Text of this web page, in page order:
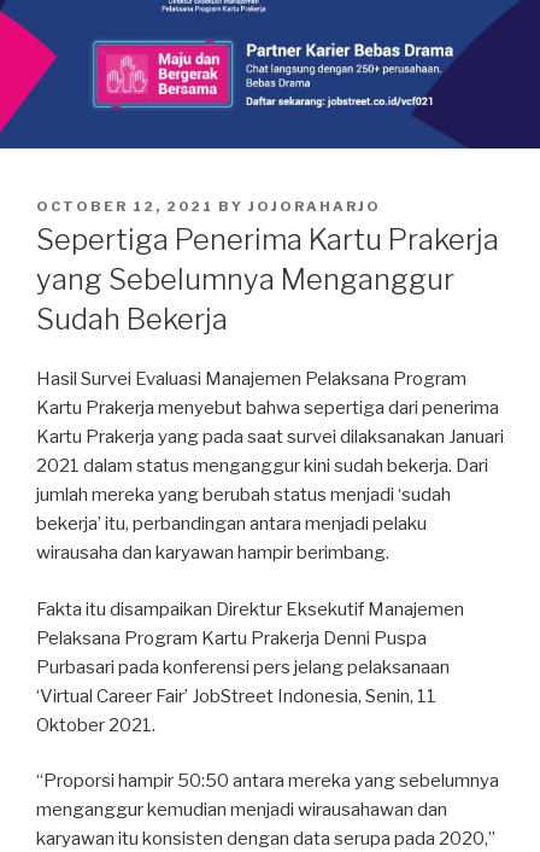
POSTED
ON
OCTOBER 12, 2021 BY JOJORAHARJO
Sepertiga Penerima Kartu Prakerja
yang Sebelumnya Menganggur
Sudah Bekerja
Hasil Survei Evaluasi Manajemen Pelaksana Program
Kartu Prakerja menyebut bahwa sepertiga dari penerima
Kartu Prakerja yang pada saat survei dilaksanakan Januari
2021 dalam status menganggur kini sudah bekerja. Dari
jumlah mereka yang berubah status menjadi ‘sudah
bekerja’ itu, perbandingan antara menjadi pelaku
wirausaha dan karyawan hampir berimbang.
Fakta itu disampaikan Direktur Eksekutif Manajemen
Pelaksana Program Kartu Prakerja Denni Puspa
Purbasari pada konferensi pers jelang pelaksanaan
‘Virtual Career Fair’ JobStreet Indonesia, Senin, 11
Oktober 2021.
“Proporsi hampir 50:50 antara mereka yang sebelumnya
menganggur kemudian menjadi wirausahawan dan
karyawan itu konsisten dengan data serupa pada 2020,”